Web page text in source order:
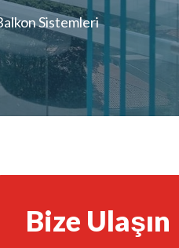
Sistemleri
Bize Ulaşın